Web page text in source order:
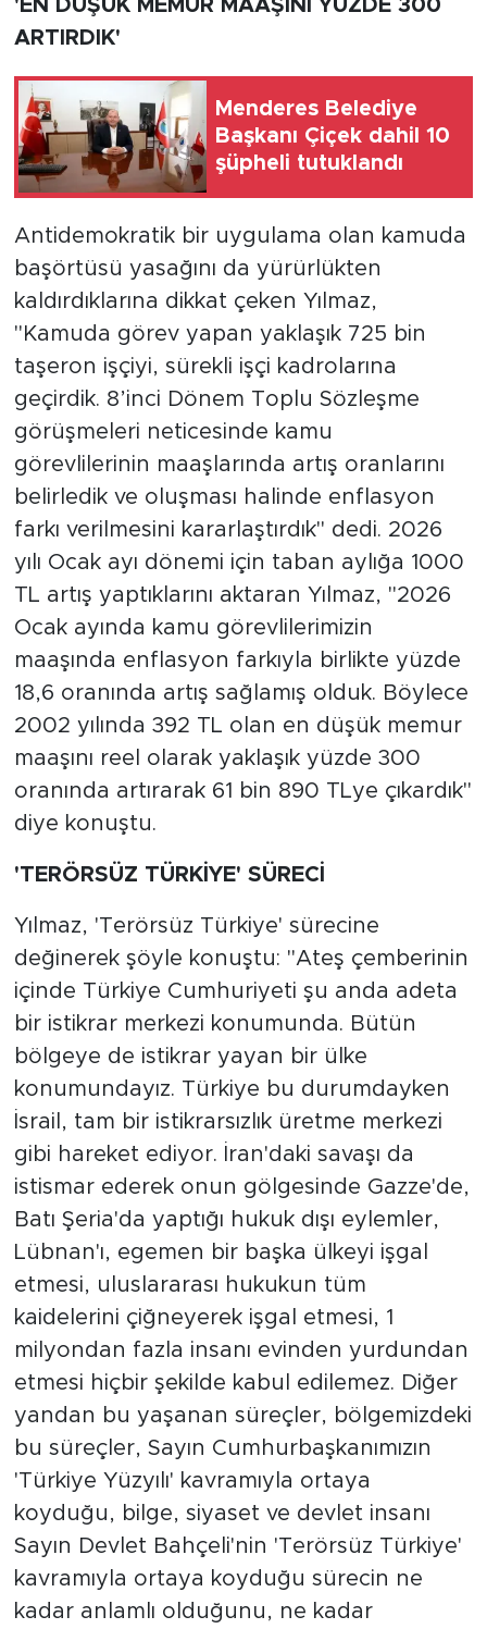
'EN DÜŞÜK MEMUR MAAŞINI YÜZDE 300
ARTIRDIK'
Menderes Belediye
Başkanı Çiçek dahil 10
şüpheli tutuklandı
Antidemokratik bir uygulama olan kamuda
başörtüsü yasağını da yürürlükten
kaldırdıklarına dikkat çeken Yılmaz,
"Kamuda görev yapan yaklaşık 725 bin
taşeron işçiyi, sürekli işçi kadrolarına
geçirdik. 8’inci Dönem Toplu Sözleşme
görüşmeleri neticesinde kamu
görevlilerinin maaşlarında artış oranlarını
belirledik ve oluşması halinde enflasyon
farkı verilmesini kararlaştırdık" dedi. 2026
yılı Ocak ayı dönemi için taban aylığa 1000
TL artış yaptıklarını aktaran Yılmaz, "2026
Ocak ayında kamu görevlilerimizin
maaşında enflasyon farkıyla birlikte yüzde
18,6 oranında artış sağlamış olduk. Böylece
2002 yılında 392 TL olan en düşük memur
maaşını reel olarak yaklaşık yüzde 300
oranında artırarak 61 bin 890 TLye çıkardık"
diye konuştu.
'TERÖRSÜZ TÜRKİYE' SÜRECİ
Yılmaz, 'Terörsüz Türkiye' sürecine
değinerek şöyle konuştu: "Ateş çemberinin
içinde Türkiye Cumhuriyeti şu anda adeta
bir istikrar merkezi konumunda. Bütün
bölgeye de istikrar yayan bir ülke
konumundayız. Türkiye bu durumdayken
İsrail, tam bir istikrarsızlık üretme merkezi
gibi hareket ediyor. İran'daki savaşı da
istismar ederek onun gölgesinde Gazze'de,
Batı Şeria'da yaptığı hukuk dışı eylemler,
Lübnan'ı, egemen bir başka ülkeyi işgal
etmesi, uluslararası hukukun tüm
kaidelerini çiğneyerek işgal etmesi, 1
milyondan fazla insanı evinden yurdundan
etmesi hiçbir şekilde kabul edilemez. Diğer
yandan bu yaşanan süreçler, bölgemizdeki
bu süreçler, Sayın Cumhurbaşkanımızın
'Türkiye Yüzyılı' kavramıyla ortaya
koyduğu, bilge, siyaset ve devlet insanı
Sayın Devlet Bahçeli'nin 'Terörsüz Türkiye'
kavramıyla ortaya koyduğu sürecin ne
kadar anlamlı olduğunu, ne kadar